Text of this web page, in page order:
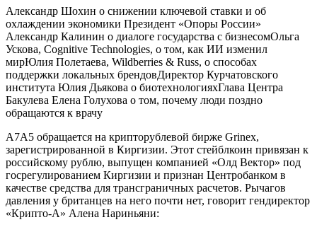
Александр Шохин о снижении ключевой ставки и об
охлаждении экономики Президент «Опоры России»
Александр Калинин о диалоге государства с бизнесомОльга
Ускова, Cognitive Technologies, о том, как ИИ изменил
мирЮлия Полетаева, Wildberries & Russ, о способах
поддержки локальных брендовДиректор Курчатовского
института Юлия Дьякова о биотехнологияхГлава Центра
Бакулева Елена Голухова о том, почему люди поздно
обращаются к врачу
А7А5 обращается на крипторублевой бирже Grinex,
зарегистрированной в Киргизии. Этот стейблкоин привязан к
российскому рублю, выпущен компанией «Олд Вектор» под
госрегулированием Киргизии и признан Центробанком в
качестве средства для трансграничных расчетов. Рычагов
давления у британцев на него почти нет, говорит гендиректор
«Крипто-А» Алена Нариньяни: